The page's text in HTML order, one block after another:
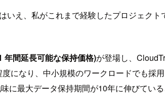
え、私がこれまで経験したプロジェク
間延長可能な保持価格)が登場し、
度になり、中小規模のワークロードでも採
最大データ保持期間が10年に伸びている